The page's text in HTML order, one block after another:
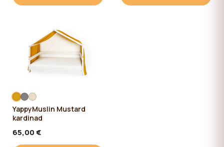
YappyMuslin Mustard
kardinad
65,00 €